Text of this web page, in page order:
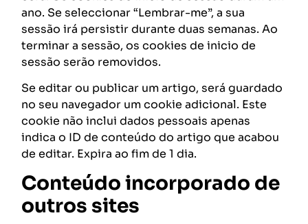
ano. Se seleccionar “Lembrar-me”, a sua
sessão irá persistir durante duas semanas. Ao
terminar a sessão, os cookies de inicio de
sessão serão removidos.
Se editar ou publicar um artigo, será guardado
no seu navegador um cookie adicional. Este
cookie não inclui dados pessoais apenas
indica o ID de conteúdo do artigo que acabou
de editar. Expira ao fim de 1 dia.
Conteúdo incorporado de
outros sites